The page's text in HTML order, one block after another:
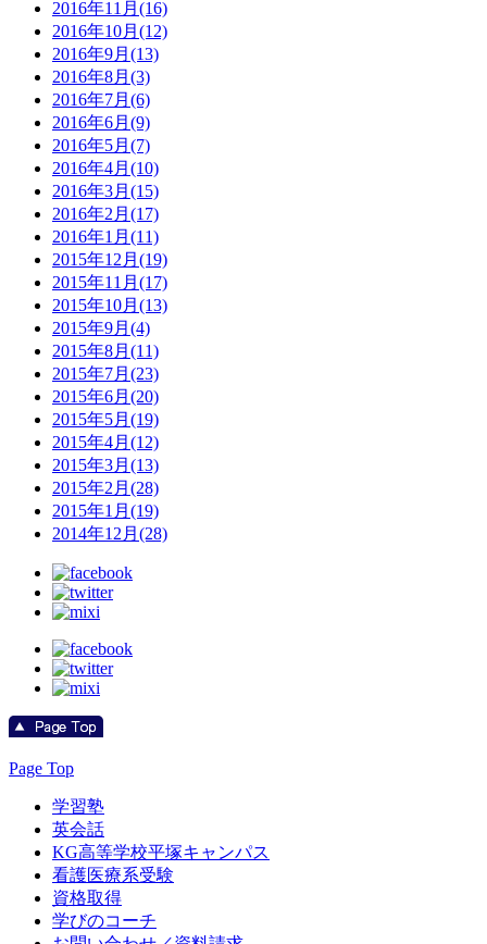
2016年11月(16)
2016年10月(12)
2016年9月(13)
2016年8月(3)
2016年7月(6)
2016年6月(9)
2016年5月(7)
2016年4月(10)
2016年3月(15)
2016年2月(17)
2016年1月(11)
2015年12月(19)
2015年11月(17)
2015年10月(13)
2015年9月(4)
2015年8月(11)
2015年7月(23)
2015年6月(20)
2015年5月(19)
2015年4月(12)
2015年3月(13)
2015年2月(28)
2015年1月(19)
2014年12月(28)
Page Top
学習塾
英会話
KG高等学校平塚キャンパス
看護医療系受験
資格取得
学びのコーチ